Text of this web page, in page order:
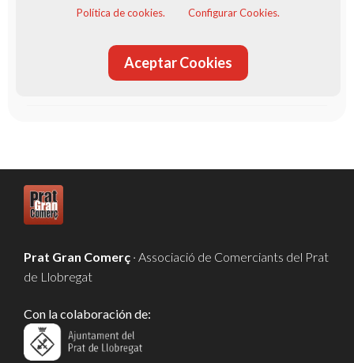
Tall a Tall Carnissers, les teves carnisseries de confiança al
embotits, amb ofertes i promocions cada setmana. Trobaràs
les carnisseries Tall a Tall a Llobregat, localitzades a Cornellà i
Prat Gran Comerç · Associació de Comerciants del Prat
de Llobregat
Con la colaboración de:
Política de cookies.
Configurar Cookies.
Aceptar Cookies